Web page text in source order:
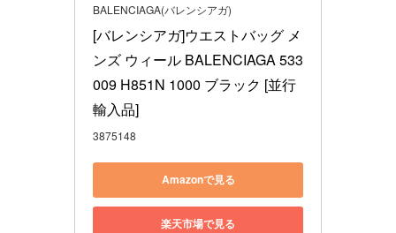
BALENCIAGA(バレンシアガ)
[バレンシアガ]ウエストバッグ メ
ンズ ウィール BALENCIAGA 533
009 H851N 1000 ブラック [並行
輸入品]
3875148
Amazonで見る
楽天市場で見る